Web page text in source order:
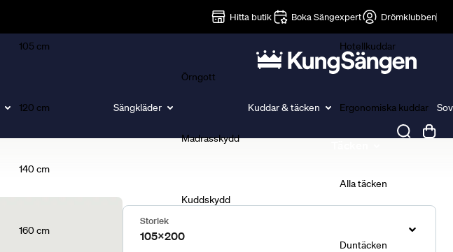
Hitta butik Boka Sängexpert Drömklubben
105 cm
120 cm
140 cm
160 cm
Sängkläder
Örngott
Madrasskydd
Kuddskydd
Kuddar & täcken
Hotellkuddar
Ergonomiska kuddar
Alla täcken
Duntäcken
Storlek
105x200